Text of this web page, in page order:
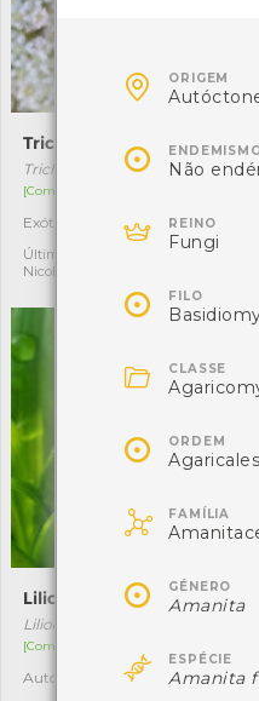
Trichopoda pictipennis
Trichopoda pictipennis
[Comum]
Exótica
Última observação por:
Nicole Viana
Lilioceris lilii
Lilioceris lilii
[Comum]
Autóctone 2
 ORIGEM
 Não
 REINO
Fungi
 FILO
 CLASSE
 ORDEM
Agaricales
 FAMÍLIA
 GÉNERO
Amanita
 ESPÉCIE
Amanita